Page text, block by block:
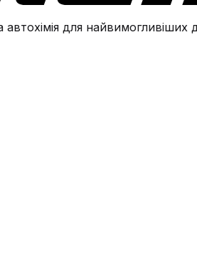
автохімія для найвимогливіших